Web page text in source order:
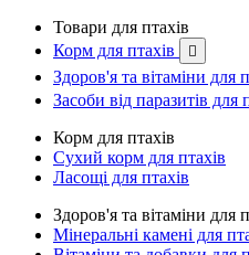
Товари для птахів
Корм для птахів

Здоров'я та вітаміни для
Засоби від паразитів для
Корм для птахів
Сухий корм для птахів
Ласощі для птахів
Здоров'я та вітаміни для
Мінеральні камені для